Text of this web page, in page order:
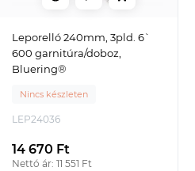
Leporelló 240mm, 3pld. 6`
600 garnitúra/doboz,
Bluering®
Nincs készleten
LEP24036
14 670 Ft
Nettó ár: 11 551 Ft